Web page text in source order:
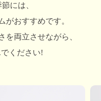
には、
がおすすめです。
を両立させながら、
ください!